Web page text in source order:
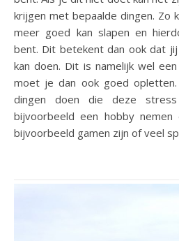
krijgen met bepaalde dingen. Zo
meer goed kan slapen en
bent. Dit betekent dan ook dat
kan doen. Dit is namelijk wel
moet je dan ook goed opletten.
dingen doen die deze
bijvoorbeeld een hobby
bijvoorbeeld gamen zijn of veel